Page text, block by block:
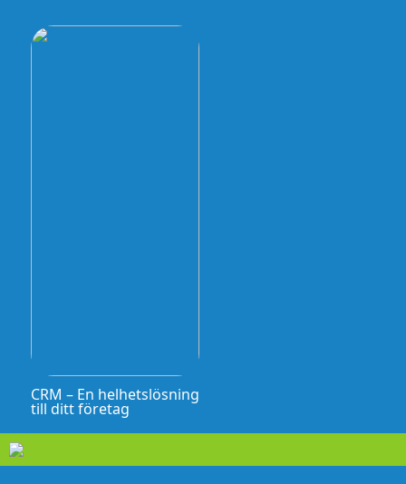
CRM – En helhetslösning
till ditt företag